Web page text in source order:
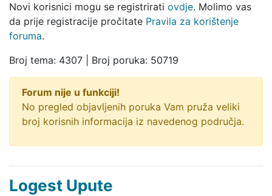
Novi korisnici mogu se registrirati ovdje. Molimo vas
da prije registracije pročitate Pravila za korištenje
foruma.
Broj tema: 4307 | Broj poruka: 50719
Forum nije u funkciji!
No pregled objavljenih poruka Vam pruža veliki
broj korisnih informacija iz navedenog područja.
Logest Upute